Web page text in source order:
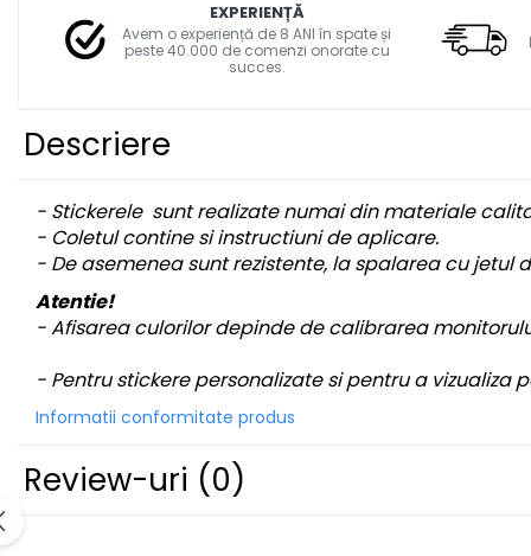
STICKERE MARI
STICKERE CAMIOANE
IVECO
MAN
RENAULT CAMIOANE
VOLVO CAMIOANE
18+ STICKER
BABY ON BOARD
DIVERSE
LOW STICKERS
Facebook
EXPERIENȚĂ
Avem o experiență de 8 ANI în spate și
peste 40.000 de comenzi onorate cu
succes.
Descriere
- Stickerele sunt realizate numai din materiale
- Coletul contine si instructiuni de aplicare.
- De asemenea sunt rezistente, la spalarea cu
Atentie!
- Afisarea culorilor depinde de calibrarea
- Pentru stickere personalizate si pentru a
Informatii conformitate produs
Review-uri (0)